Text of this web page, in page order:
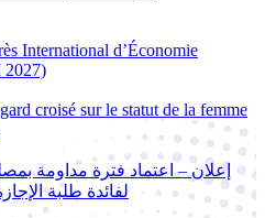
International d’Économie
2027)
croisé sur le statut de la femme
إعلان – اعتماد فترة مداومة
لفائدة طلبة الإجازة